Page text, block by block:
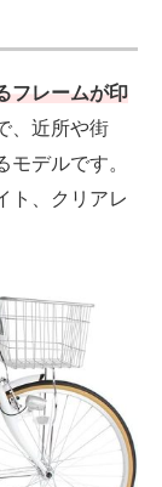
フレームが印
、近所や街
デルです。
ト、クリアレ